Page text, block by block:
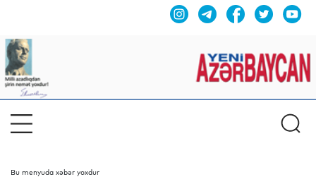
Bu menyuda xəbər yoxdur